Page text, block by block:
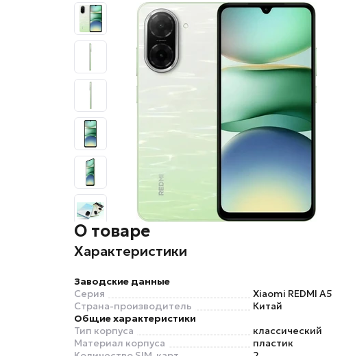
О товаре
Характеристики
Заводские данные
Серия
Xiaomi REDMI A5
Страна-производитель
Китай
Общие характеристики
Тип корпуса
классический
Материал корпуса
пластик